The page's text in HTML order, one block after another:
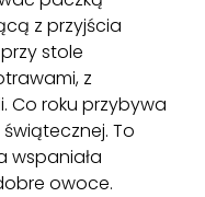
z przyjścia
stole
z
Co roku przybywa
To
wspaniała
owoce.